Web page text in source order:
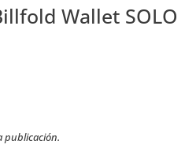
Wallet SOLO
publicación.